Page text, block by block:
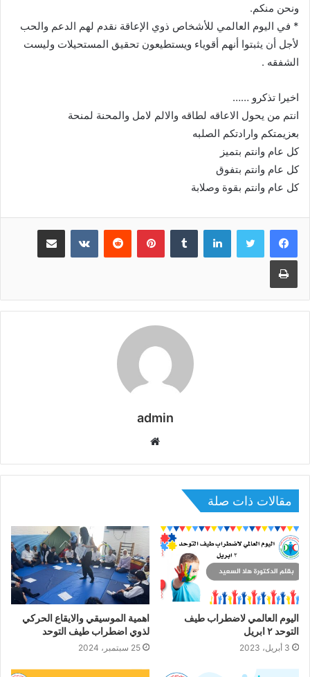
ونحن منكم.
* في اليوم العالمي للأشخاص ذوي الإعاقة نقدم لهم الدعم والحب
لأجل أن يثبتوا أنهم أقوياء ويستطيعون تحقيق المستحيلات وليست
الشفقه .
اخيرا تذكرو ……
انتم من يحول الاعاقه لطاقه والالم لامل والمحنة لمنحة
بعزيمتكم وارادتكم الصلبه
كل عام وانتم بتميز
كل عام وانتم بتفوق
كل عام وانتم بقوة وصلابة
لينكدإن بينتيريست مشاركة عبر البريد
طباعة
admin
مقالات ذات صلة
اليوم العالمي لاضطراب طيف
التوحد ٢ ابريل
3 أبريل، 2023
اهمية الموسيقي والايقاع الحركي
لذوي اضطراب طيف التوحد
25 سبتمبر، 2024